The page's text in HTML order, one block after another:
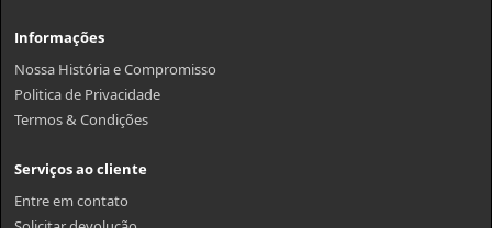
Informações
Nossa História e Compromisso
Politica de Privacidade
Termos & Condições
Serviços ao cliente
Entre em contato